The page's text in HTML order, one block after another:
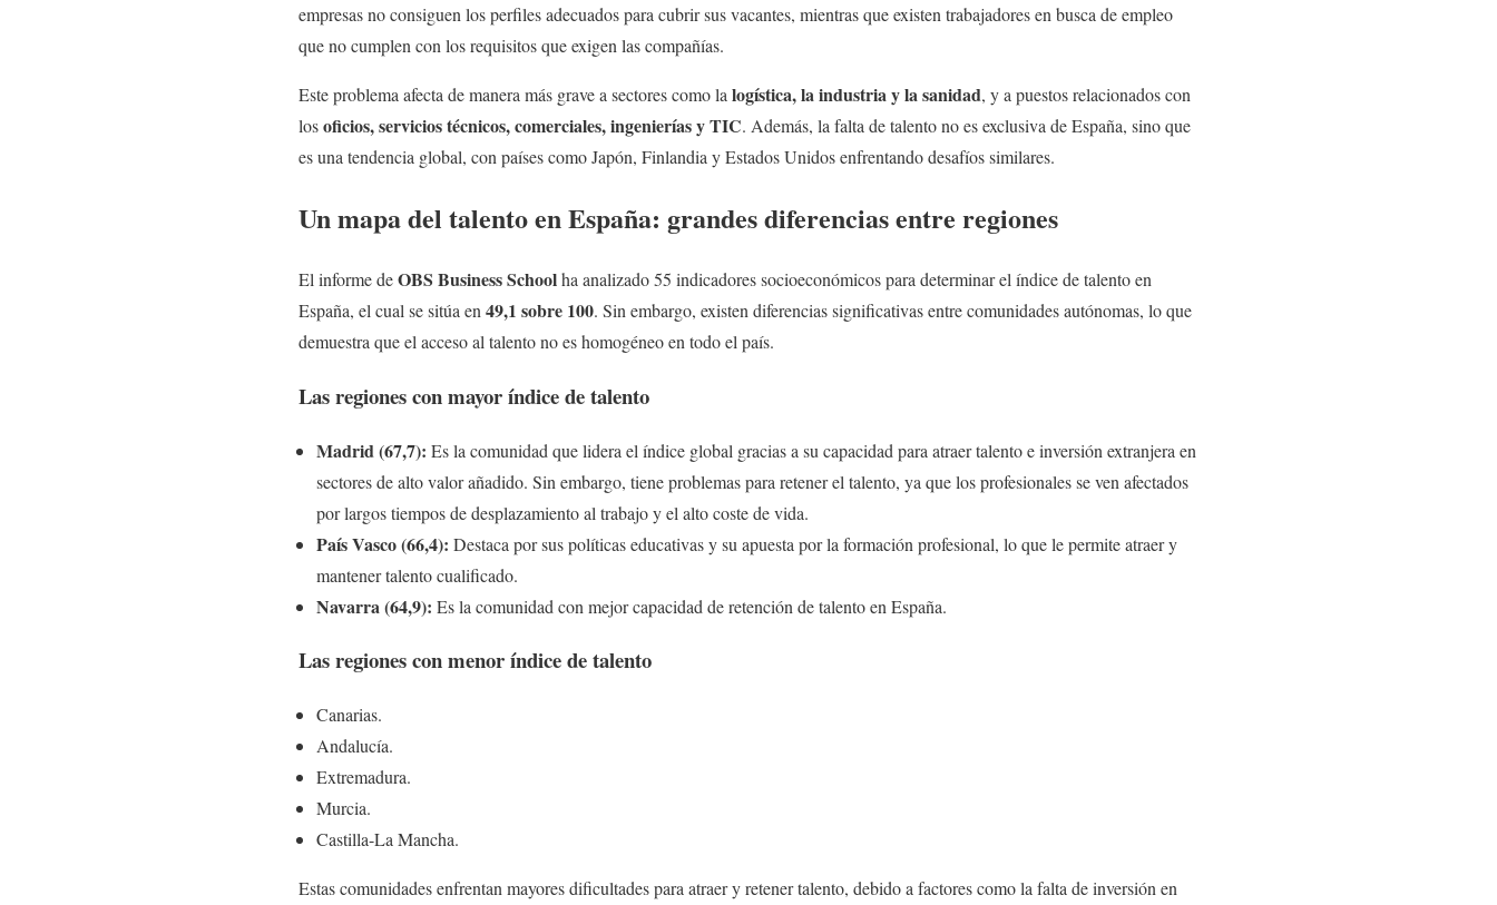
empresas no consiguen los perfiles adecuados para cubrir sus vacantes, mientras que existen trabajadores en busca de empleo
que no cumplen con los requisitos que exigen las compañías.
Este problema afecta de manera más grave a sectores como lalogística, la industria y la sanidad, y a puestos relacionados con
losoficios, servicios técnicos, comerciales, ingenierías y TIC. Además, la falta de talento no es exclusiva de España, sino que
es una tendencia global, con países como Japón, Finlandia y Estados Unidos enfrentando desafíos similares.
Un mapa del talento en España: grandes diferencias entre regiones
El informe deOBS Business Schoolha analizado 55 indicadores socioeconómicos para determinar el índice de talento en
España, el cual se sitúa en 49,1 sobre 100. Sin embargo, existen diferencias significativas entre comunidades autónomas, lo que
demuestra que el acceso al talento no es homogéneo en todo el país.
Las regiones con mayor índice de talento
Madrid (67,7): Es la comunidad que lidera el índice global gracias a su capacidad para atraer talento e inversión extranjera en
sectores de alto valor añadido. Sin embargo, tiene problemas para retener el talento, ya que los profesionales se ven afectados
por largos tiempos de desplazamiento al trabajo y el alto coste de vida.
País Vasco (66,4): Destaca por sus políticas educativas y su apuesta por la formación profesional, lo que le permite atraer y
mantener talento cualificado.
Navarra (64,9): Es la comunidad con mejor capacidad de retención de talento en España.
Las regiones con menor índice de talento
Canarias.
Andalucía.
Extremadura.
Murcia.
Castilla-La Mancha.
Estas comunidades enfrentan mayores dificultades para atraer y retener talento, debido a factores como la falta de inversión en